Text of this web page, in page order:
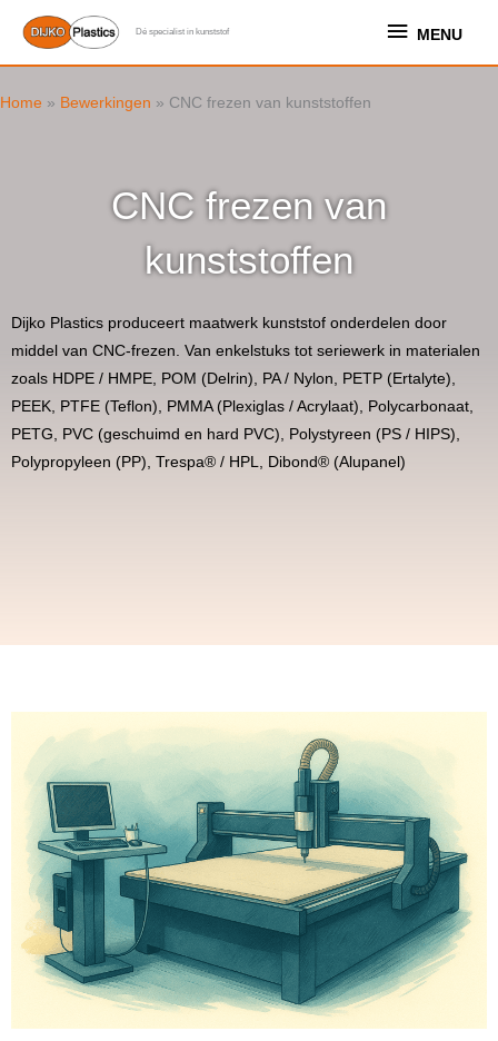
naar
de
inhoud
Dé specialist in kunststof MENU
MENU
CNC frezen van
kunststoffen
Dijko Plastics produceert maatwerk kunststof onderdelen door
middel van CNC-frezen. Van enkelstuks tot seriewerk in materialen
zoals HDPE / HMPE, POM (Delrin), PA / Nylon, PETP (Ertalyte),
PEEK, PTFE (Teflon), PMMA (Plexiglas / Acrylaat), Polycarbonaat,
PETG, PVC (geschuimd en hard PVC), Polystyreen (PS / HIPS),
Polypropyleen (PP), Trespa® / HPL, Dibond® (Alupanel)
Home » Bewerkingen » CNC frezen van kunststoffen